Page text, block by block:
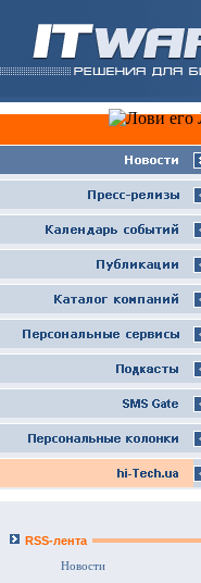
RSS-лента
Новости